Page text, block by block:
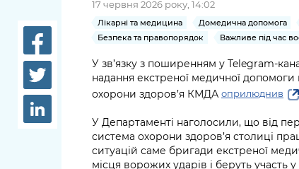
Структура
Проєкти розпоряджень, що
перебувають на погодженні
Освіта
17 червня 2026 року, 14:02
Лікарні та медицина Домедична допомога
Безпека та правопорядок
Важливе під час
У зв’язку з поширенням у Telegram-
надання екстреної медичної
охорони здоров’я КМДА оприлюднив
У Департаменті наголосили, що від
система охорони здоров’я столиці
ситуацій саме бригади екстреної
місця ворожих ударів і беруть